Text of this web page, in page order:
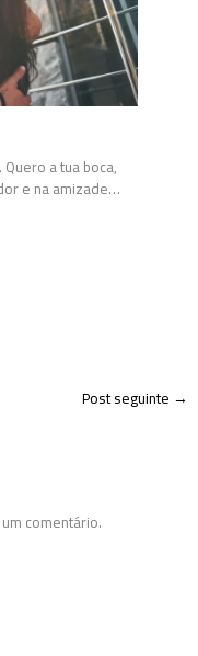
a tua boca,
e na amizade…
Post seguinte →
comentário.